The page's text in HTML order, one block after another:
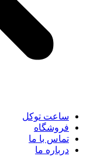
ساعت توکل
فروشگاه
تماس با ما
درباره ما